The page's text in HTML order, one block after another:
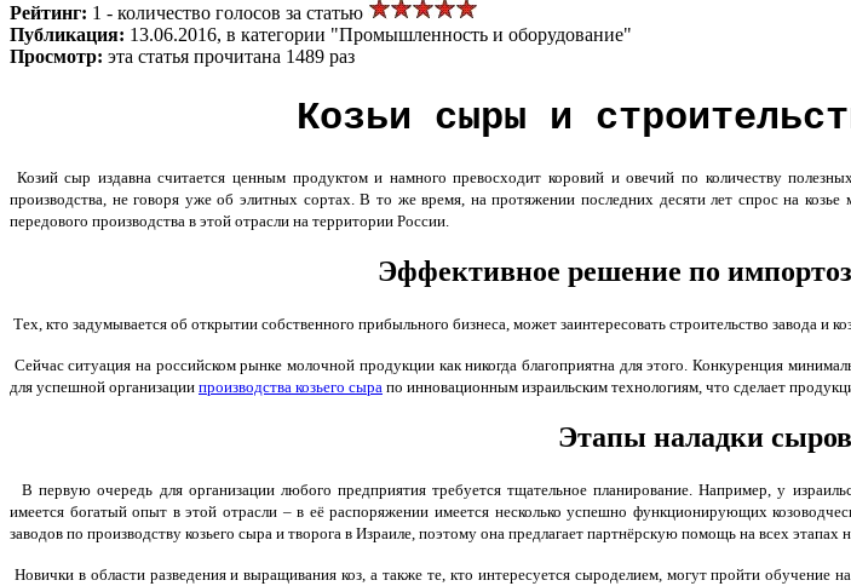
Рейтинг: 1 - количество голосов за статью
Публикация: 13.06.2016, в категории "Промышленность и оборудование"
Просмотр: эта статья прочитана 1489 раз
Козьи сыры и
Козий сыр издавна считается ценным продуктом и намного превосходит коровий и овечий по количеству
производства, не говоря уже об элитных сортах. В то же время, на протяжении последних десяти лет спрос на
передового производства в этой отрасли на территории России.
Эффективное решение по
Тех, кто задумывается об открытии собственного прибыльного бизнеса, может заинтересовать строительство завода и
Сейчас ситуация на российском рынке молочной продукции как никогда благоприятна для этого. Конкуренция
для успешной организации производства козьего сыра по инновационным израильским технологиям, что сделает
Этапы наладки
В первую очередь для организации любого предприятия требуется тщательное планирование. Например, у
имеется богатый опыт в этой отрасли – в её распоряжении имеется несколько успешно функционирующих
заводов по производству козьего сыра и творога в Израиле, поэтому она предлагает партнёрскую помощь на всех этапах
Новички в области разведения и выращивания коз, а также те, кто интересуется сыроделием, могут пройти обучение